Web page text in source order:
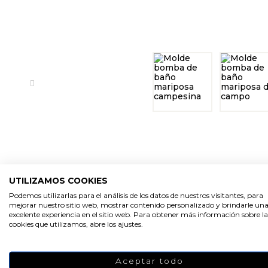
PRODUCTOS
UTILIZAMOS COOKIES
Podemos utilizarlas para el análisis de los datos de nuestros visitantes, para
mejorar nuestro sitio web, mostrar contenido personalizado y brindarle una
excelente experiencia en el sitio web. Para obtener más información sobre
cookies que utilizamos, abre los ajustes.
Aceptar todo